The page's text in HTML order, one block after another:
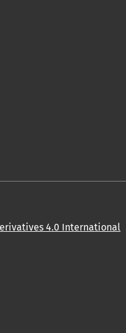
4.0 International